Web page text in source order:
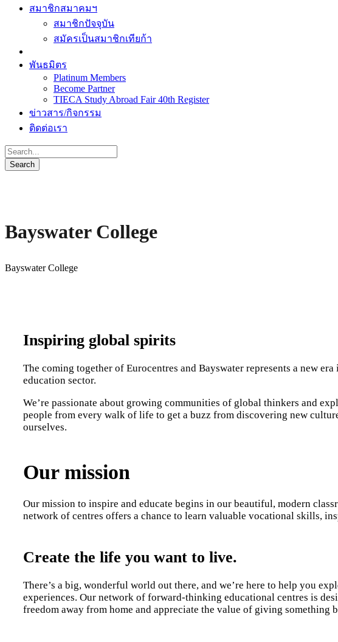
สมาชิกสมาคมฯ
สมาชิกปัจจุบัน
สมัครเป็นสมาชิกเทียก้า
พันธมิตร
Platinum Members
Become Partner
TIECA Study Abroad Fair 40th Register
ข่าวสาร/กิจกรรม
ติดต่อเรา
Bayswater College
Bayswater College
Inspiring global spirits
The coming together of Eurocentres and Bayswater represents a new
education sector.
We’re passionate about growing communities of global thinkers and
people from every walk of life to get a buzz from discovering new
ourselves.
Our mission
Our mission to inspire and educate begins in our beautiful, modern
network of centres offers a chance to learn valuable vocational skills,
Create the life you want to live.
There’s a big, wonderful world out there, and we’re here to help you
experiences. Our network of forward-thinking educational centres is
freedom away from home and appreciate the value of giving something